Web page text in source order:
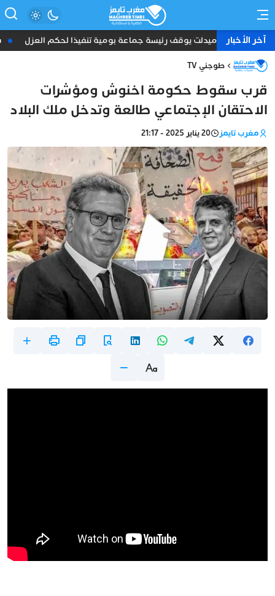
آخر الأخبار
عامل ميدلت يوقف رئيسة جماعة بومية تنفيذا لحكم العزل
طوجني TV
قرب سقوط حكومة اخنوش ومؤشرات
الاحتقان الإجتماعي طالعة وتدخل ملك البلاد
مغرب تايمز 20 يناير 2025 - 21:17